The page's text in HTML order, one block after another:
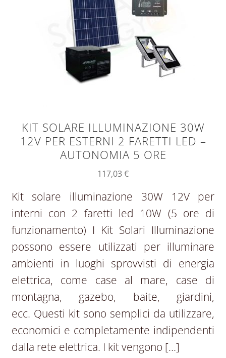
KIT SOLARE ILLUMINAZIONE 30W
12V PER ESTERNI 2 FARETTI LED –
AUTONOMIA 5 ORE
117,03€
Kit solare illuminazione 30W 12V per
interni con 2 faretti led 10W (5 ore di
funzionamento) I Kit Solari Illuminazione
possono essere utilizzati per illuminare
ambienti in luoghi sprovvisti di energia
elettrica, come case al mare, case di
montagna, gazebo, baite, giardini,
ecc. Questi kit sono semplici da utilizzare,
economici e completamente indipendenti
dalla rete elettrica. I kit vengono […]